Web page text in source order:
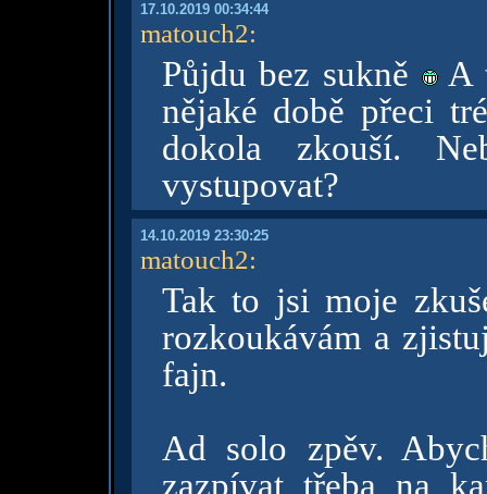
17.10.2019 00:34:44
matouch2:
Půjdu bez sukně
A
nějaké době přeci
dokola zkouší.
vystupovat?
14.10.2019 23:30:25
matouch2:
Tak to jsi moje
rozkoukávám a
fajn.
Ad solo zpěv.
zazpívat třeba na